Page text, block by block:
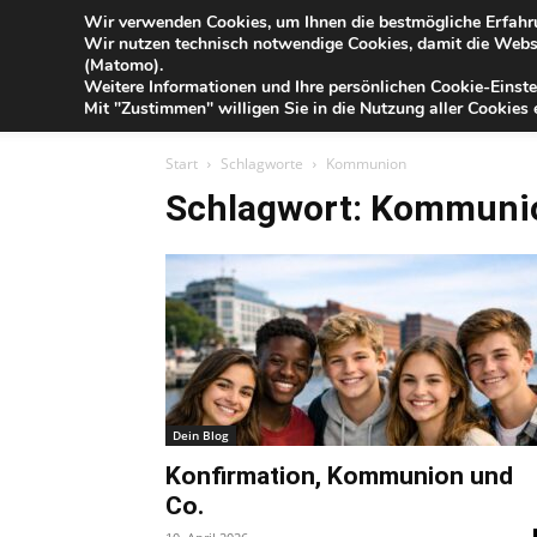
Blog
der
Sparkasse
IHR
Start Schlagworte Kommunion
Schlagwort:
Dein Blog
Konfirmation, Kommunion und
Co.
Wir verwenden Cookies, um Ihnen die bestmögliche
Wir nutzen technisch notwendige Cookies, damit die
(Matomo).
Weitere Informationen und Ihre persönlichen Cookie-
Mit "Zustimmen" willigen Sie in die Nutzung aller Cookies